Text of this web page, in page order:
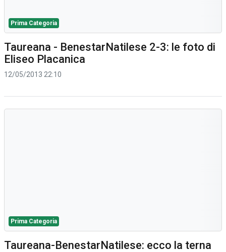
Prima Categoria
Taureana - BenestarNatilese 2-3: le foto di
Eliseo Placanica
12/05/2013 22:10
Prima Categoria
Taureana-BenestarNatilese: ecco la terna